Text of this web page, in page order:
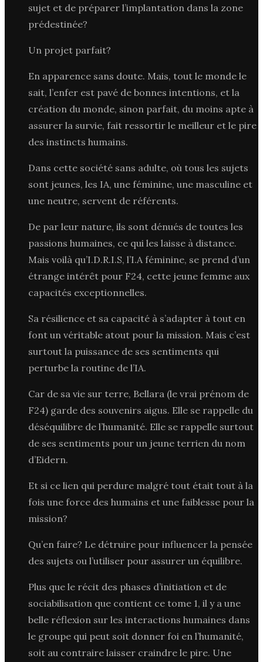
sujet et de préparer l’implantation dans la zone
prédestinée?
Un projet parfait?
En apparence sans doute. Mais, tout le monde le
sait, l’enfer est pavé de bonnes intentions, et la
création du monde, sinon parfait, du moins apte à
assurer la survie, fait ressortir le meilleur et le pire
des instincts humains.
Dans cette société sans adulte, où tous les sujets
sont jeunes, les IA, une féminine, une masculine et
une neutre, servent de référents.
De par leur nature, ils sont dénués de toutes les
passions humaines, ce qui les laisse à distance.
Mais voilà qu’I.D.R.I.S, l’I.A féminine, se prend d’un
étrange intérêt pour F24, cette jeune femme aux
capacités exceptionnelles.
Sa résilience et sa capacité à s’adapter à tout en
font un véritable atout pour la mission. Mais c’est
surtout la puissance de ses sentiments qui
perturbe la routine de l’IA.
Car de sa vie sur terre, Bellara (le vrai prénom de
F24) garde des souvenirs aigus. Elle se rappelle du
déséquilibre de l’humanité. Elle se rappelle surtout
de ses sentiments pour un jeune terrien du nom
d’Eidern.
Et si ce lien qui perdure malgré tout était tout à la
fois une force des humains et une faiblesse pour la
mission?
Qu’en faire? Le détruire pour influencer la pensée
des sujets ou l’utiliser pour assurer un équilibre.
Plus que le récit des phases d’initiation et de
sociabilisation que contient ce tome 1, il y a une
belle réflexion sur les interactions humaines dans
le groupe qui peut soit donner foi en l’humanité,
soit au contraire laisser craindre le pire. Une